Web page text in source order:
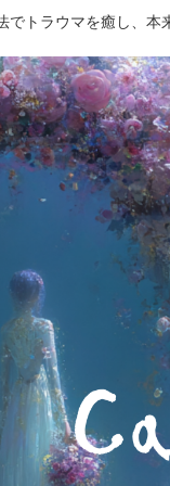
でトラウマを癒し、本